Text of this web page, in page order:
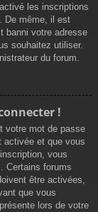
les inscriptions
De même, il est
banni votre adresse
souhaitez utiliser.
du forum.
!
votre mot de passe
activée et que vous
vous
Certains forums
être activées,
que vous
lors de votre